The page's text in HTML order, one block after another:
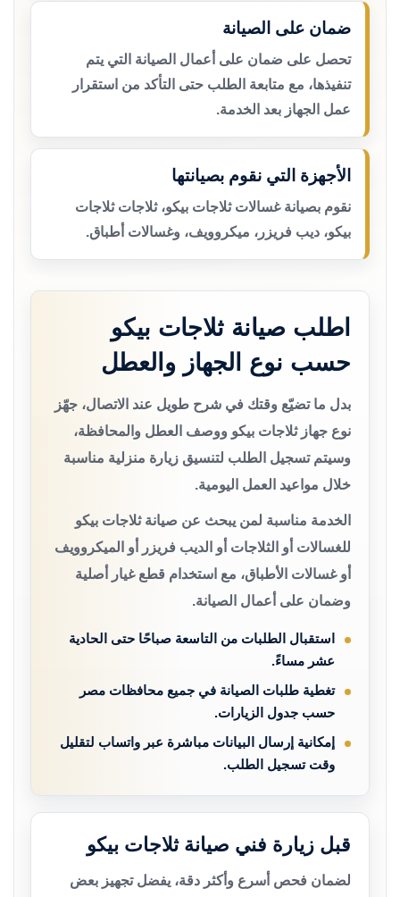
ضمان على الصيانة
تحصل على ضمان على أعمال الصيانة التي يتم
تنفيذها، مع متابعة الطلب حتى التأكد من استقرار
عمل الجهاز بعد الخدمة.
الأجهزة التي نقوم بصيانتها
نقوم بصيانة غسالات ثلاجات بيكو، ثلاجات ثلاجات
بيكو، ديب فريزر، ميكروويف، وغسالات أطباق.
اطلب صيانة ثلاجات بيكو
حسب نوع الجهاز والعطل
بدل ما تضيّع وقتك في شرح طويل عند الاتصال، جهّز
نوع جهاز ثلاجات بيكو ووصف العطل والمحافظة،
وسيتم تسجيل الطلب لتنسيق زيارة منزلية مناسبة
خلال مواعيد العمل اليومية.
الخدمة مناسبة لمن يبحث عن صيانة ثلاجات بيكو
للغسالات أو الثلاجات أو الديب فريزر أو الميكروويف
أو غسالات الأطباق، مع استخدام قطع غيار أصلية
وضمان على أعمال الصيانة.
استقبال الطلبات من التاسعة صباحًا حتى الحادية
عشر مساءً.
تغطية طلبات الصيانة في جميع محافظات مصر
حسب جدول الزيارات.
إمكانية إرسال البيانات مباشرة عبر واتساب لتقليل
وقت تسجيل الطلب.
قبل زيارة فني صيانة ثلاجات بيكو
لضمان فحص أسرع وأكثر دقة، يفضل تجهيز بعض